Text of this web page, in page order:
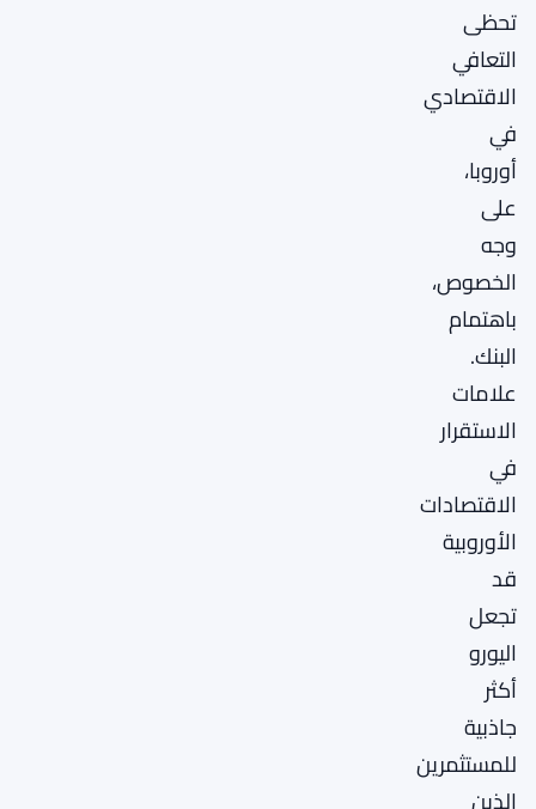
تحظى
التعافي
الاقتصادي
في
أوروبا،
على
وجه
الخصوص،
باهتمام
البنك.
علامات
الاستقرار
في
الاقتصادات
الأوروبية
قد
تجعل
اليورو
أكثر
جاذبية
للمستثمرين
الذين